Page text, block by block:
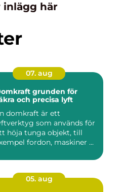
inlägg här
07. aug
grunden för
och precisa lyft
domkraft är ett
som används för
höja tunga objekt, till
fordon, maskiner ...
05. aug